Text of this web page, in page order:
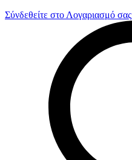
Σύνδεθείτε στο Λογαριασμό σας